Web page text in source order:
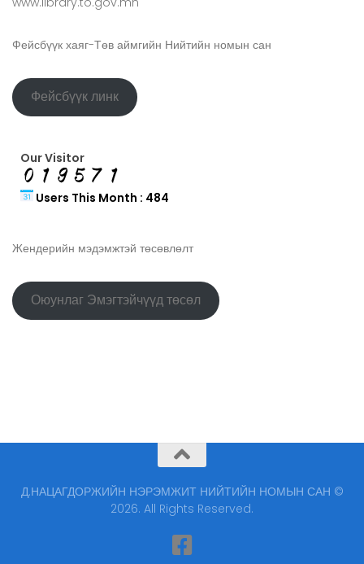
Фейсбүүк хаяг-Төв аймгийн Нийтийн номын сан
Фейсбүүк линк
Our Visitor
Users This Month : 484
Жендерийн мэдэмжтэй төсөвлөлт
Оюунлаг Эмэгтэйчүүд төсөл
Д.НАЦАГДОРЖИЙН НЭРЭМЖИТ НИЙТИЙН НОМЫН САН ©
2026. All Rights Reserved.